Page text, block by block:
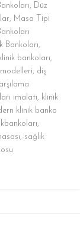
, Düz
, Masa Tipi
Bankoları,
bankoları,
, diş
imalatı, klinik
klinik banko
,
, sağlık